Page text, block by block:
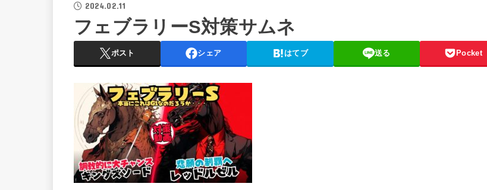
2024.02.11
フェブラリーS対策サムネ
ポスト シェア はてブ 送る Pocket